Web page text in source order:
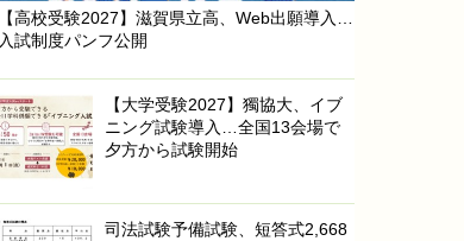
【高校受験2027】滋賀県立高、Web出願導入…
入試制度パンフ公開
【大学受験2027】獨協大、イブ
ニング試験導入…全国13会場で
夕方から試験開始
司法試験予備試験、短答式2,668